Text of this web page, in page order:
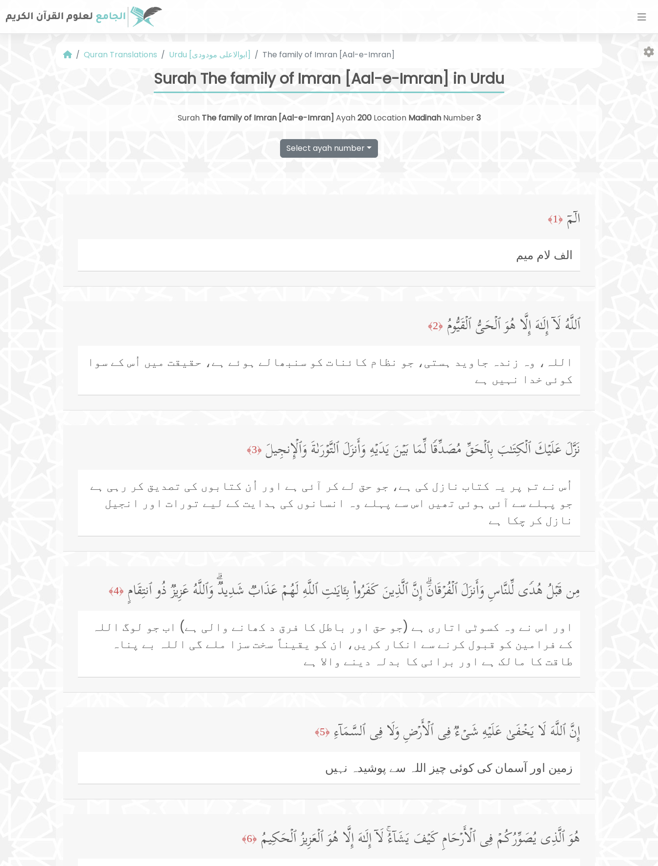
Quran Translations Urdu [ابوالاعلی مودودی] The family of Imran [Aal-e-Imran]
Surah The family of Imran [Aal-e-Imran] in Urdu
Surah The family of Imran [Aal-e-Imran] Ayah200Location MadinahNumber3
Select ayah number
الۤمۤ ﴿1﴾
الف لام میم
ٱللَّهُ لَاۤ إِلَـٰهَ إِلَّا هُوَ ٱلۡحَیُّ ٱلۡقَیُّومُ ﴿2﴾
اللہ، وہ زندہ جاوید ہستی، جو نظام کائنات کو سنبھالے ہوئے ہے، حقیقت میں اُس کے سوا
کوئی خدا نہیں ہے
نَزَّلَ عَلَیۡكَ ٱلۡكِتَـٰبَ بِٱلۡحَقِّ مُصَدِّقࣰا لِّمَا بَیۡنَ یَدَیۡهِ وَأَنزَلَ ٱلتَّوۡرَىٰةَ وَٱلۡإِنجِیلَ ﴿3﴾
اُس نے تم پر یہ کتاب نازل کی ہے، جو حق لے کر آئی ہے اور اُن کتابوں کی تصدیق کر رہی ہے
جو پہلے سے آئی ہوئی تھیں اس سے پہلے وہ انسانوں کی ہدایت کے لیے تورات اور انجیل
نازل کر چکا ہے
مِن قَبۡلُ هُدࣰى لِّلنَّاسِ وَأَنزَلَ ٱلۡفُرۡقَانَۗ إِنَّ ٱلَّذِینَ كَفَرُوا۟ بِـَٔایَـٰتِ ٱللَّهِ لَهُمۡ عَذَابࣱ شَدِیدࣱۗ وَٱللَّهُ عَزِیزࣱ ذُو ٱنتِقَامٍ ﴿4﴾
اور اس نے وہ کسوٹی اتاری ہے (جو حق اور باطل کا فرق د کھانے والی ہے) اب جو لوگ اللہ
کے فرامین کو قبول کرنے سے انکار کریں، ان کو یقیناً سخت سزا ملے گی اللہ بے پناہ
طاقت کا مالک ہے اور برائی کا بدلہ دینے والا ہے
إِنَّ ٱللَّهَ لَا یَخۡفَىٰ عَلَیۡهِ شَیۡءࣱ فِی ٱلۡأَرۡضِ وَلَا فِی ٱلسَّمَاۤءِ ﴿5﴾
زمین اور آسمان کی کوئی چیز اللہ سے پوشیدہ نہیں
هُوَ ٱلَّذِی یُصَوِّرُكُمۡ فِی ٱلۡأَرۡحَامِ كَیۡفَ یَشَاۤءُۚ لَاۤ إِلَـٰهَ إِلَّا هُوَ ٱلۡعَزِیزُ ٱلۡحَكِیمُ ﴿6﴾